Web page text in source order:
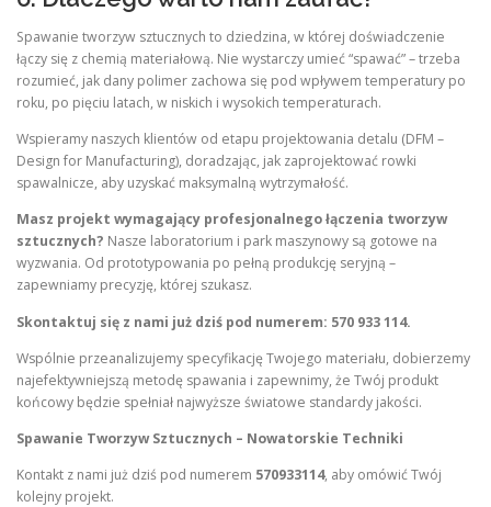
Spawanie tworzyw sztucznych to dziedzina, w której doświadczenie
łączy się z chemią materiałową. Nie wystarczy umieć “spawać” – trzeba
rozumieć, jak dany polimer zachowa się pod wpływem temperatury po
roku, po pięciu latach, w niskich i wysokich temperaturach.
Wspieramy naszych klientów od etapu projektowania detalu (DFM –
Design for Manufacturing), doradzając, jak zaprojektować rowki
spawalnicze, aby uzyskać maksymalną wytrzymałość.
Masz projekt wymagający profesjonalnego łączenia tworzyw
sztucznych? Nasze laboratorium i park maszynowy są gotowe na
wyzwania. Od prototypowania po pełną produkcję seryjną –
zapewniamy precyzję, której szukasz.
Skontaktuj się z nami już dziś pod numerem: 570 933 114.
Wspólnie przeanalizujemy specyfikację Twojego materiału, dobierzemy
najefektywniejszą metodę spawania i zapewnimy, że Twój produkt
końcowy będzie spełniał najwyższe światowe standardy jakości.
Spawanie Tworzyw Sztucznych – Nowatorskie Techniki
Kontakt z nami już dziś pod numerem 570933114, aby omówić Twój
kolejny projekt.